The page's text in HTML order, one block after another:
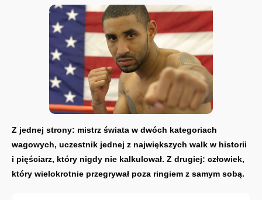
Z jednej strony: mistrz świata w dwóch kategoriach
wagowych, uczestnik jednej z największych walk w historii
i pięściarz, który nigdy nie kalkulował. Z drugiej: człowiek,
który wielokrotnie przegrywał poza ringiem z samym sobą.